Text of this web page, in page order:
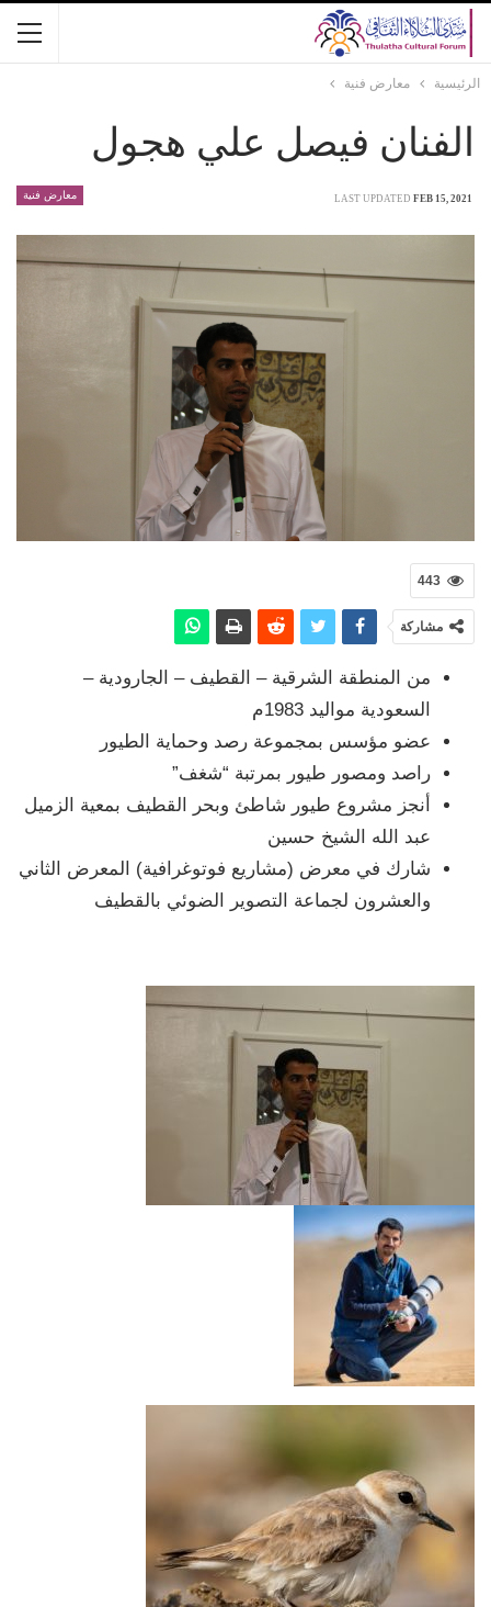
الرئيسية معارض فنية
الفنان فيصل علي هجول
معارض فنية LAST UPDATED FEB 15, 2021
443
مشاركة
من المنطقة الشرقية – القطيف – الجارودية –
السعودية مواليد 1983م
عضو مؤسس بمجموعة رصد وحماية الطيور
راصد ومصور طيور بمرتبة “شغف”
أنجز مشروع طيور شاطئ وبحر القطيف بمعية الزميل
عبد الله الشيخ حسين
شارك في معرض (مشاريع فوتوغرافية) المعرض الثاني
والعشرون لجماعة التصوير الضوئي بالقطيف